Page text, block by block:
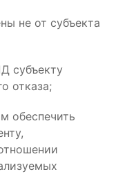
не от субъекта
субъекту
отказа;
обеспечить